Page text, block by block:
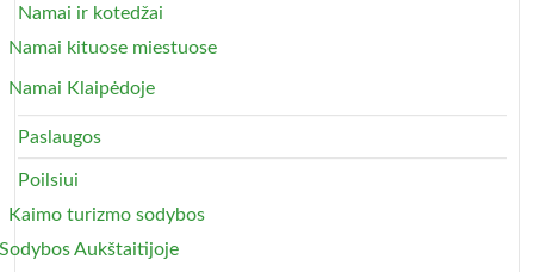
Namai ir kotedžai
Namai kituose miestuose
Namai Klaipėdoje
Paslaugos
Poilsiui
Kaimo turizmo sodybos
Sodybos Aukštaitijoje